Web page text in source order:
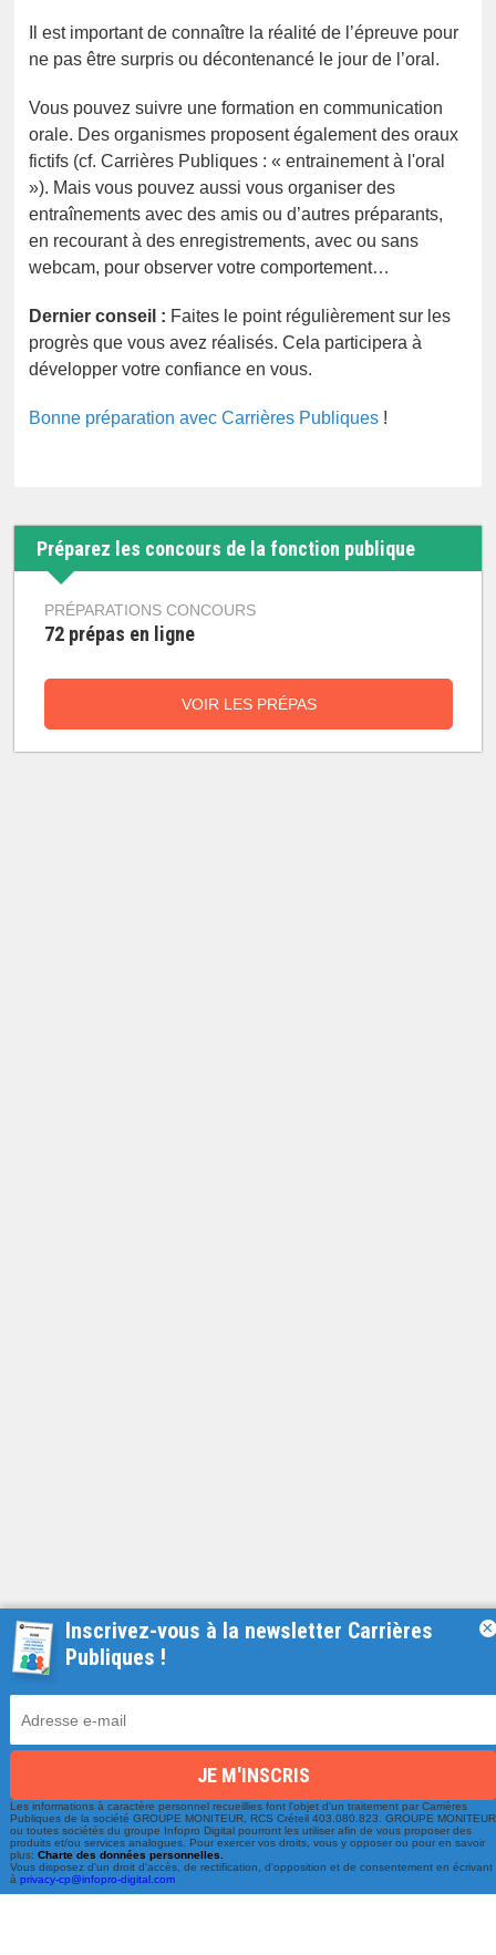
Il est important de connaître la réalité de l’épreuve pour
ne pas être surpris ou décontenancé le jour de l’oral.
Vous pouvez suivre une formation en communication
orale. Des organismes proposent également des oraux
fictifs (cf. Carrières Publiques : « entrainement à l'oral
»). Mais vous pouvez aussi vous organiser des
entraînements avec des amis ou d’autres préparants,
en recourant à des enregistrements, avec ou sans
webcam, pour observer votre comportement…
Dernier conseil : Faites le point régulièrement sur les
progrès que vous avez réalisés. Cela participera à
développer votre confiance en vous.
Bonne préparation avec Carrières Publiques !
Préparez les concours de la fonction publique
PRÉPARATIONS CONCOURS
72 prépas en ligne
VOIR LES PRÉPAS
Une équipe à votre écoute
01 79 06 76 68
info@carrieres-publiques.com
Inscrivez-vous à la newsletter Carrières
Publiques !
Les informations à caractère personnel recueillies font l'objet d'un traitement par Carrières
Publiques de la société GROUPE MONITEUR, RCS Créteil 403.080.823. GROUPE MONITEUR
ou toutes sociétés du groupe Infopro Digital pourront les utiliser afin de vous proposer des
produits et/ou services analogues. Pour exercer vos droits, vous y opposer ou pour en savoir
plus:Charte des données personnelles.
Vous disposez d'un droit d'accès, de rectification, d'opposition et de consentement en écrivant
àprivacy-cp@infopro-digital.com
×